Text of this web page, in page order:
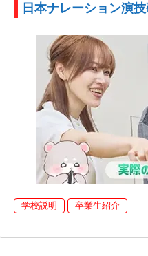
日本ナレーション演
学校説明 卒業生紹介